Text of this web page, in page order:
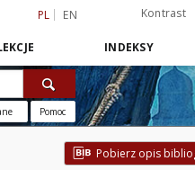
PL EN Kontrast
INDEKSY
Pomoc
Pobierz opis